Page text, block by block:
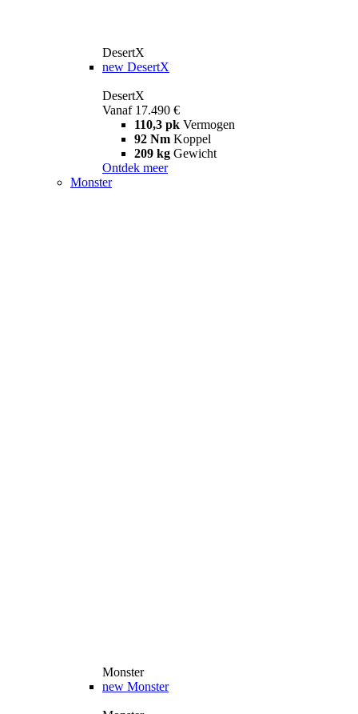
DesertX
new DesertX
DesertX
Vanaf 17.490 €
110,3 pk Vermogen
92 Nm Koppel
209 kg Gewicht
Ontdek meer
Monster
Monster
new Monster